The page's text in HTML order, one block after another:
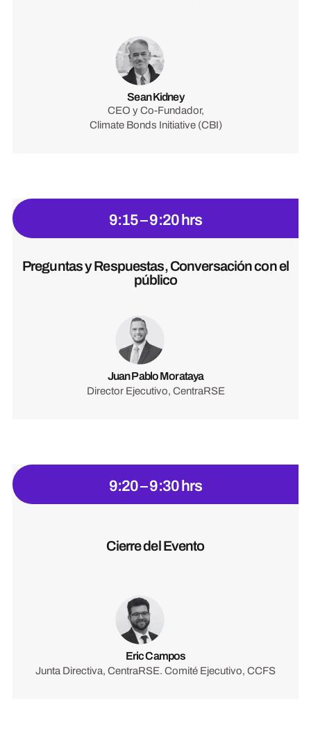
Sean Kidney
CEO y Co-Fundador,
Climate Bonds Initiative (CBI)
9:15 – 9:20 hrs
Preguntas y Respuestas, Conversación con el
público
Juan Pablo Morataya
Director Ejecutivo, CentraRSE
9:20 – 9:30 hrs
Cierre del Evento
Eric Campos
Junta Directiva, CentraRSE. Comité Ejecutivo, CCFS